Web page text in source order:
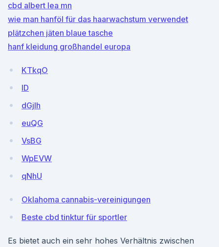
cbd albert lea mn
wie man hanföl für das haarwachstum verwendet
plätzchen jäten blaue tasche
hanf kleidung großhandel europa
KTkqO
lD
dGjlh
euQG
VsBG
WpEVW
qNhU
Oklahoma cannabis-vereinigungen
Beste cbd tinktur für sportler
Es bietet auch ein sehr hohes Verhältnis zwischen